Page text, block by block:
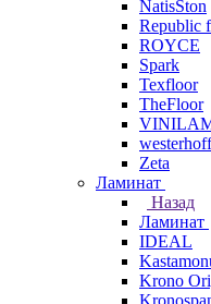
NatisSton
Republic
ROYCE
Spark
Texfloor
TheFloor
westerhoff
Zeta
Ламинат
Назад
Ламинат
IDEAL
Krono